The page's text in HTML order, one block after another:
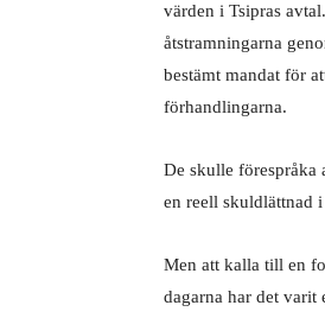
värden i Tsipras
åtstramningarna
bestämt mandat för
förhandlingarna.
De skulle förespråka
en reell skuldlättnad
Men att kalla till en
dagarna har det varit